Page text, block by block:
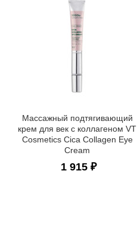
Массажный подтягивающий
крем для век с коллагеном VT
Cosmetics Cica Collagen Eye
Cream
1 915 ₽